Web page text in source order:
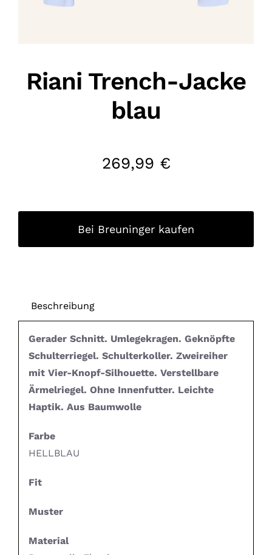
Riani Trench-Jacke
blau
269,99 €
Bei Breuninger kaufen
Beschreibung
Gerader Schnitt. Umlegekragen. Geknöpfte
Schulterriegel. Schulterkoller. Zweireiher
mit Vier-Knopf-Silhouette. Verstellbare
Ärmelriegel. Ohne Innenfutter. Leichte
Haptik. Aus Baumwolle
Farbe
HELLBLAU
Fit
Muster
Material